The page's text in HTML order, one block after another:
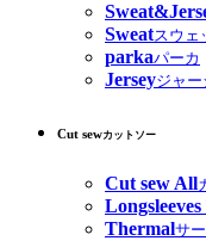
Sweatスウェ
parkaパーカ
Jerseyジャー
Cut sewカットソー
Cut sew All
Thermalサ